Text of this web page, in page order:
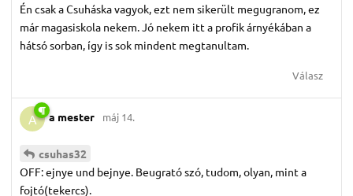
Én csak a Csuháska vagyok, ezt nem sikerült megugranom, ez
már magasiskola nekem. Jó nekem itt a profik árnyékában a
hátsó sorban, így is sok mindent megtanultam.
Válasz
A a mester máj 14.
csuhas32
OFF: ejnye und bejnye. Beugrató szó, tudom, olyan, mint a
fojtó(tekercs).